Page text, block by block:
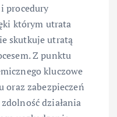
procedury
którym utrata
skutkuje utratą
Z punktu
kluczowe
oraz zabezpieczeń
działania